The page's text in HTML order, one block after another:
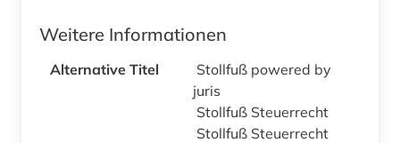
Weitere Informationen
Alternative Titel
Stollfuß powered by
juris
Stollfuß Steuerrecht
Stollfuß Steuerrecht